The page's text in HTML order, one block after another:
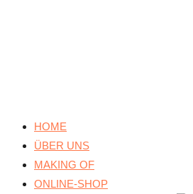
HOME
ÜBER UNS
MAKING OF
ONLINE-SHOP